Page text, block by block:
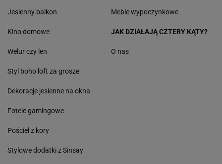
Jesienny balkon Meble wypoczynkowe
Kino domowe
Welur czy len
Styl boho loft za grosze
Dekoracje jesienne na okna
Fotele gamingowe
Pościel z kory
Stylowe dodatki z Sinsay
JAK DZIAŁAJĄ CZTERY KĄTY?
O nas